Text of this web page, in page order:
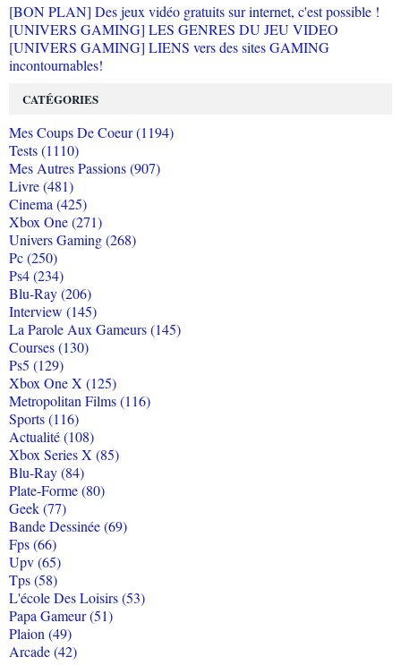
[BON PLAN] Des jeux vidéo gratuits sur internet, c'est possible !
[UNIVERS GAMING] LES GENRES DU JEU VIDEO
[UNIVERS GAMING] LIENS vers des sites GAMING
incontournables!
CATÉGORIES
Mes Coups De Coeur (1194)
Tests (1110)
Mes Autres Passions (907)
Livre (481)
Cinema (425)
Xbox One (271)
Univers Gaming (268)
Pc (250)
Ps4 (234)
Blu-Ray (206)
Interview (145)
La Parole Aux Gameurs (145)
Courses (130)
Ps5 (129)
Xbox One X (125)
Metropolitan Films (116)
Sports (116)
Actualité (108)
Xbox Series X (85)
Blu-Ray (84)
Plate-Forme (80)
Geek (77)
Bande Dessinée (69)
Fps (66)
Upv (65)
Tps (58)
L'école Des Loisirs (53)
Papa Gameur (51)
Plaion (49)
Arcade (42)